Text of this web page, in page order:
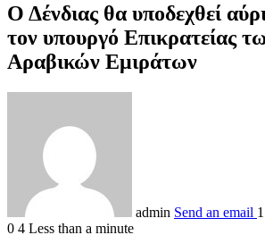
Ο Δένδιας θα υποδεχθεί
τον υπουργό Επικρατείας
Αραβικών Εμιράτων
admin Send an email
0 4 Less than a minute